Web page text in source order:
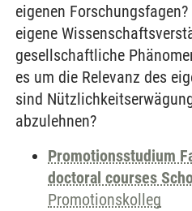
eigenen
eigene
gesellschaftliche
es um die Relevanz des
sind
abzulehnen?
Promotionsstudium
doctoral courses
Promotionskolleg